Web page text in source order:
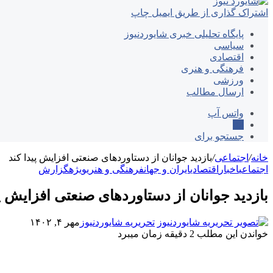
اشتراک گذاری از طریق ایمیل چاپ
پایگاه تحلیلی خبری شایوردنیوز
سیاسی
اقتصادی
فرهنگی و هنری
ورزشی
ارسال مطالب
واتس آپ
جستجو برای
خانه/ اجتماعی/بازدید جوانان از دستاوردهای صنعتی افزایش پیدا کند
اجتماعیاخبار اقتصادیایران و جهانفرهنگی و هنریویژهگزارش
بازدید جوانان از دستاوردهای صنعتی افزایش
تحریریه شایوردنیوز مهر ۴, ۱۴۰۲
خواندن این مطلب 2 دقیقه زمان میبرد